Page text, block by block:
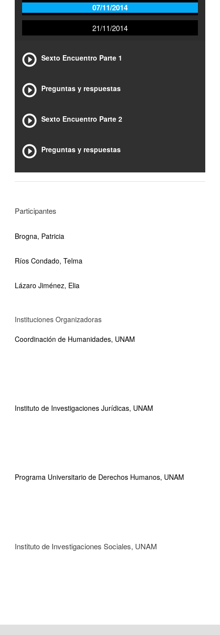
07/11/2014
21/11/2014
Sexto Encuentro Parte 1
Preguntas y respuestas
Sexto Encuentro Parte 2
Preguntas y respuestas
Participantes
Brogna, Patricia
Ríos Condado, Telma
Lázaro Jiménez, Elia
Instituciones Organizadoras
Coordinación de Humanidades, UNAM
Instituto de Investigaciones Jurídicas, UNAM
Programa Universitario de Derechos Humanos, UNAM
Instituto de Investigaciones Sociales, UNAM